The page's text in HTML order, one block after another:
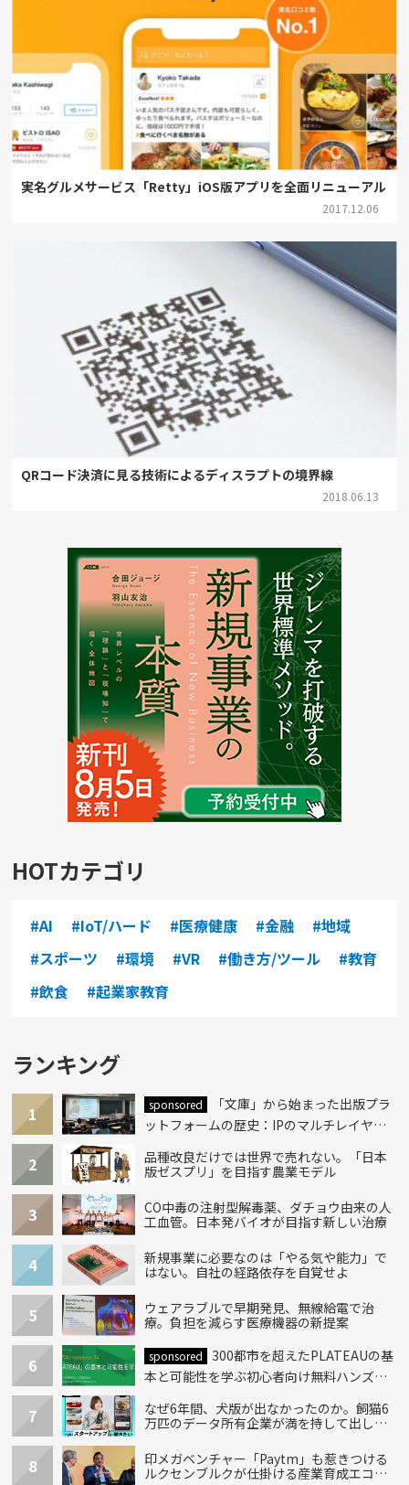
実名グルメサービス「Retty」iOS版アプリを全面リニューアル
2017.12.06
QRコード決済に見る技術によるディスラプトの境界線
2018.06.13
HOTカテゴリ
#AI #IoT/ハード #医療健康 #金融
#地域
#スポーツ
#環境 #VR #働き方/ツール
#教育
#飲食
#起業家教育
ランキング
1 sponsored
「文庫」から始まった出版プラ
ットフォームの歴史：IPのマルチレイヤー
2
品種改良だけでは世界で売れない。「日本
版ゼスプリ」を目指す農業モデル
3
CO中毒の注射型解毒薬、ダチョウ由来の人
工血管。日本発バイオが目指す新しい治療
4
新規事業に必要なのは「やる気や能力」で
はない。自社の経路依存を自覚せよ
5
ウェアラブルで早期発見、無線給電で治
療。負担を減らす医療機器の新提案
6 sponsored
300都市を超えたPLATEAUの基
本と可能性を学ぶ初心者向け無料ハンズオ
7
なぜ6年間、犬版が出なかったのか。飼猫6
万匹のデータ所有企業が満を持して出し
8
印メガベンチャー「Paytm」も惹きつける
ルクセンブルクが仕掛ける産業育成エコシ